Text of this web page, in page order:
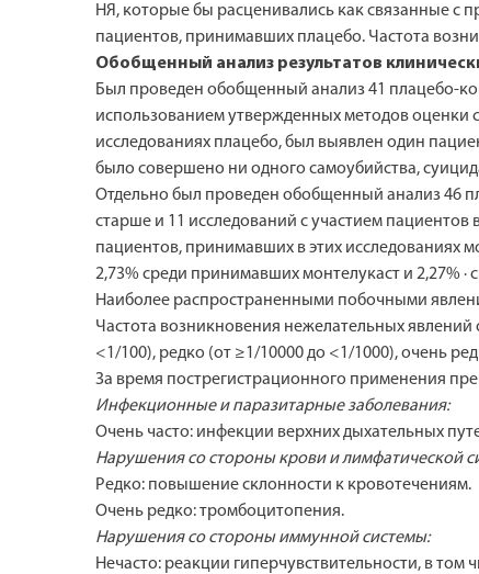
НЯ, которые бы расценивались как связанные с
пациентов, принимавших плацебо. Частота
Обобщенный анализ результатов
Был проведен обобщенный анализ 41 плацебо-
использованием утвержденных методов оценки
исследованиях плацебо, был выявлен один
было совершено ни одного самоубийства,
Отдельно был проведен обобщенный анализ 46
старше и 11 исследований с участием пациентов
пациентов, принимавших в этих исследованиях
2,73% среди принимавших монтелукаст и 2,27%
Наиболее распространенными побочными
Частота возникновения нежелательных явлений
<1/100), редко (от ≥1/10000 до <1/1000), очень
За время пострегистрационного применения
Инфекционные и паразитарные заболевания:
Очень часто: инфекции верхних дыхательных
Нарушения со стороны крови и лимфатической
Редко: повышение склонности к кровотечениям.
Очень редко: тромбоцитопения.
Нарушения со стороны иммунной системы:
Нечасто: реакции гиперчувствительности, в том